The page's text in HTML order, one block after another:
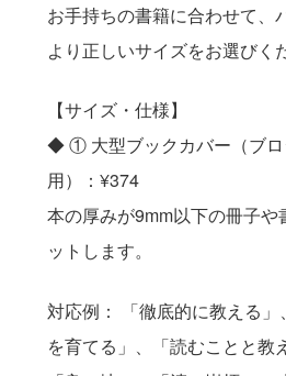
お手持ちの書籍に合わせて、
より正しいサイズをお選びく
【サイズ・仕様】
◆ ① 大型ブックカバー（ブロ
用）：¥374
本の厚みが9mm以下の冊子や
ットします。
対応例： 「徹底的に教える
を育てる」、「読むことと教